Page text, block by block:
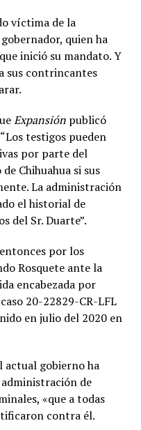
víctima de la
quien ha
inició su mandato. Y
sus contrincantes
Expansión publicó
testigos pueden
por parte del
Chihuahua si sus
La administración
el historial de
del Sr. Duarte”.
por los
Rosquete ante la
encabezada por
20-22829-CR-LFL
en julio del 2020 en
actual gobierno ha
administración de
«que a todas
contra él.